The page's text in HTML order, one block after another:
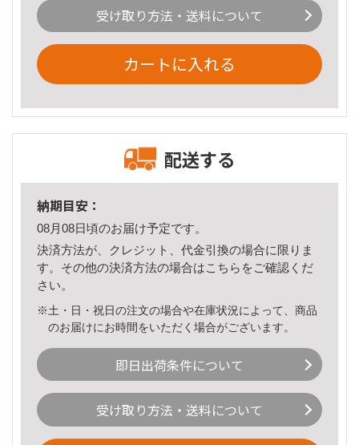
受け取り方法・送料について
カートに入れる
配送する
納期目安：
08月08日頃のお届け予定です。
決済方法が、クレジット、代金引換の場合に限りま
す。その他の決済方法の場合はこちら をご確認くだ
さい。
※土・日・祝日の注文の場合や在庫状況によって、商品
のお届けにお時間をいただく場合がございます。
即日出荷条件について
受け取り方法・送料について